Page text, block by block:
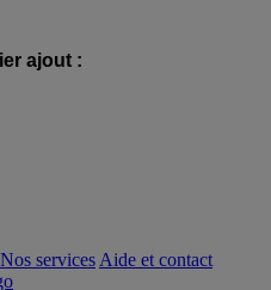
ajout :
Nos services Aide et contact